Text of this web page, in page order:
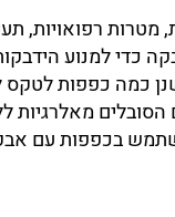
רפואויות,
כדי למנוע
כמה כפפות
בכפפות עם